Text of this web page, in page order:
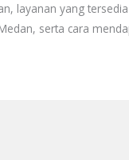
layanan yang
serta cara